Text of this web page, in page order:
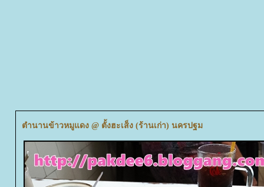
ตำนานข้าวหมูแดง @ ตั้งฮะเส็ง (ร้านเก่า) นครปฐม